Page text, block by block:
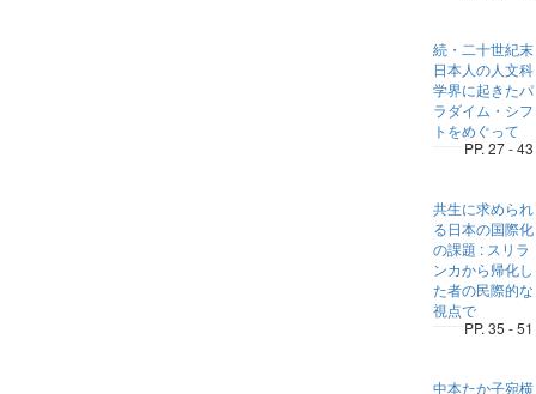
続・二十世紀末
日本人の人文科
学界に起きたパ
ラダイム・シフ
トをめぐって
PP. 27 - 43
共生に求められ
る日本の国際化
の課題 : スリラ
ンカから帰化し
た者の民際的な
視点で
PP. 35 - 51
中本たか子宛横